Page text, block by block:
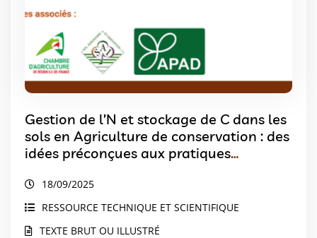
Gestion de l’N et stockage de C dans les
sols en Agriculture de conservation : des
idées préconçues aux pratiques
18/09/2025
RESSOURCE TECHNIQUE ET SCIENTIFIQUE
TEXTE BRUT OU ILLUSTRÉ